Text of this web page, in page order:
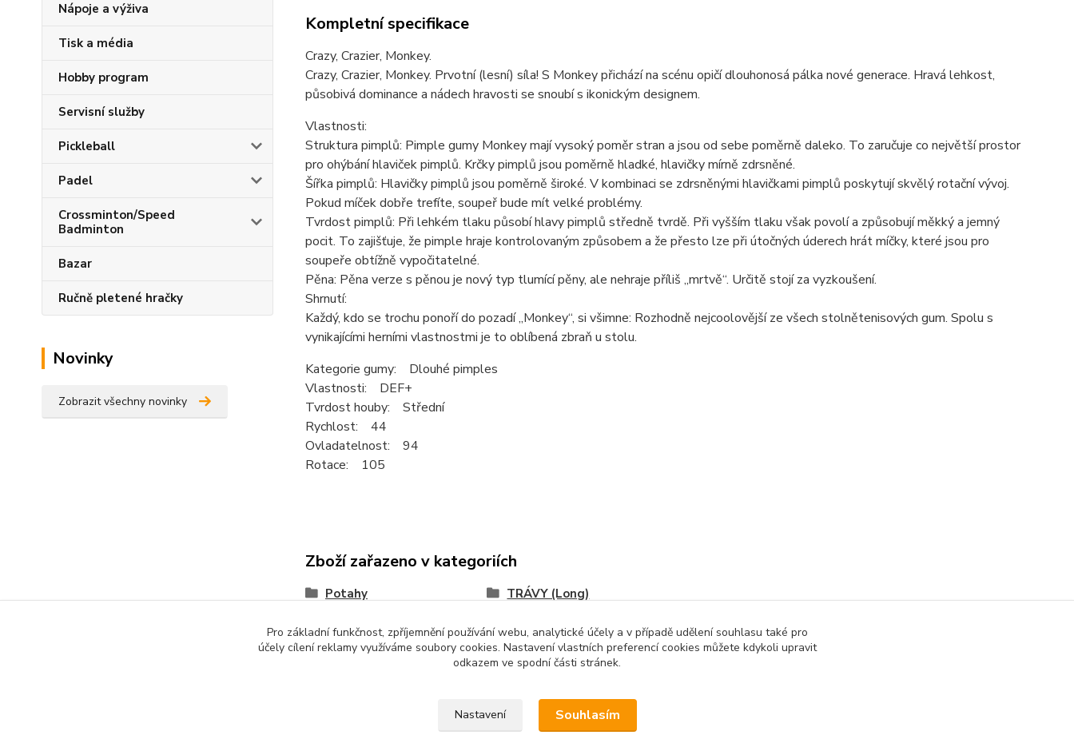
Nápoje a výživa
Tisk a média
Hobby program
Servisní služby
Pickleball
Padel
Crossminton/Speed
Badminton
Bazar
Ručně pletené hračky
Novinky
Zobrazit všechny novinky
Kompletní specifikace
Crazy, Crazier, Monkey.
Crazy, Crazier, Monkey. Prvotní (lesní) síla! S Monkey přichází na scénu opičí dlouhonosá pálka nové generace. Hravá lehkost,
působivá dominance a nádech hravosti se snoubí s ikonickým designem.
Vlastnosti:
Struktura pimplů: Pimple gumy Monkey mají vysoký poměr stran a jsou od sebe poměrně daleko. To zaručuje co největší prostor
pro ohýbání hlaviček pimplů. Krčky pimplů jsou poměrně hladké, hlavičky mírně zdrsněné.
Šířka pimplů: Hlavičky pimplů jsou poměrně široké. V kombinaci se zdrsněnými hlavičkami pimplů poskytují skvělý rotační vývoj.
Pokud míček dobře trefíte, soupeř bude mít velké problémy.
Tvrdost pimplů: Při lehkém tlaku působí hlavy pimplů středně tvrdě. Při vyšším tlaku však povolí a způsobují měkký a jemný
pocit. To zajišťuje, že pimple hraje kontrolovaným způsobem a že přesto lze při útočných úderech hrát míčky, které jsou pro
soupeře obtížně vypočitatelné.
Pěna: Pěna verze s pěnou je nový typ tlumící pěny, ale nehraje příliš „mrtvě“. Určitě stojí za vyzkoušení.
Shrnutí:
Každý, kdo se trochu ponoří do pozadí „Monkey“, si všimne: Rozhodně nejcoolovější ze všech stolnětenisových gum. Spolu s
vynikajícími herními vlastnostmi je to oblíbená zbraň u stolu.
Kategorie gumy: Dlouhé pimples
Vlastnosti: DEF+
Tvrdost houby: Střední
Rychlost: 44
Ovladatelnost: 94
Rotace: 105
Zboží zařazeno v kategoriích
Potahy TRÁVY (Long)
Pro základní funkčnost, zpříjemnění používání webu, analytické účely a v případě udělení souhlasu také pro
účely cílení reklamy využíváme soubory cookies. Nastavení vlastních preferencí cookies můžete kdykoli upravit
odkazem ve spodní části stránek.
Nastavení Souhlasím